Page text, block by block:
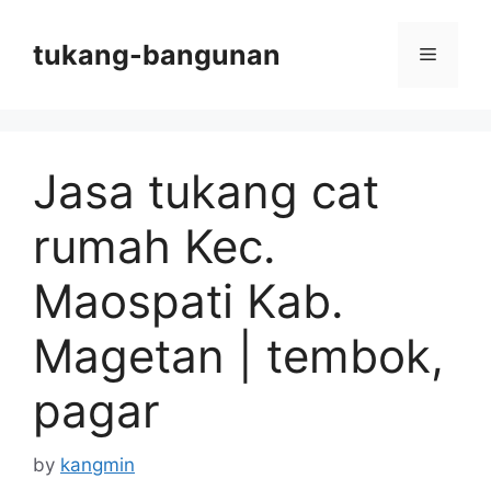
contenttukang-bangunan Menu
Jasa tukang cat
rumah Kec.
Maospati Kab.
Magetan | tembok,
pagar
by kangmin